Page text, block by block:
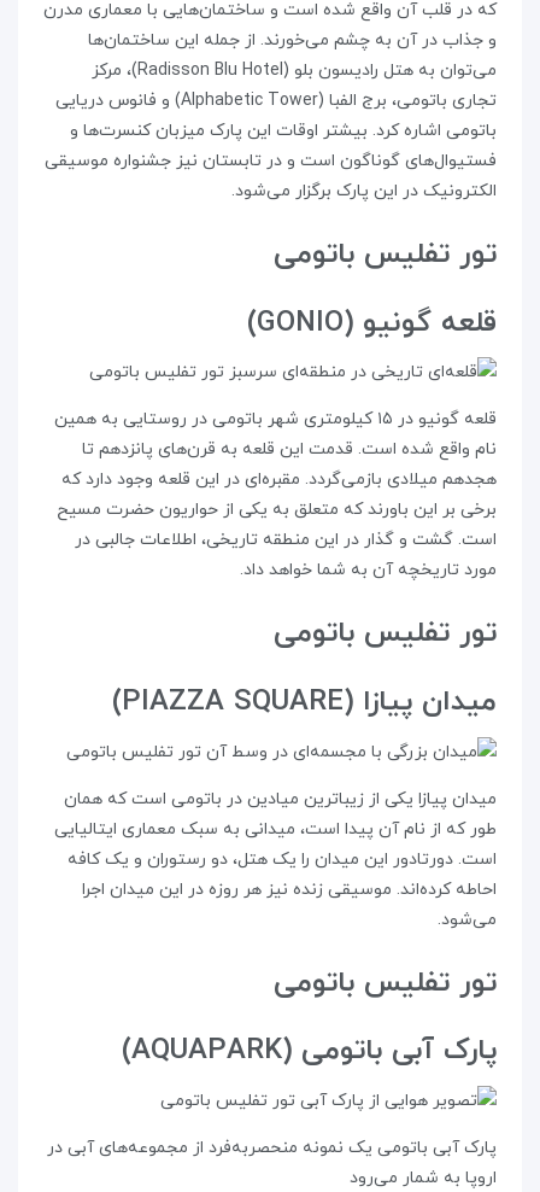
که در قلب آن واقع شده است و ساختمان‌هایی با معماری مدرن
و جذاب در آن به چشم می‌خورند. از جمله این ساختمان‌ها
می‌توان به هتل رادیسون بلو (Radisson Blu Hotel)، مرکز
تجاری باتومی، برج الفبا (Alphabetic Tower) و فانوس دریایی
باتومی اشاره کرد. بیشتر اوقات این پارک میزبان کنسرت‌ها و
فستیوال‌های گوناگون است و در تابستان نیز جشنواره موسیقی
الکترونیک در این پارک برگزار می‌شود.
تور تفلیس باتومی
قلعه گونیو (GONIO)
قلعه گونیو در ۱۵ کیلومتری شهر باتومی در روستایی به همین
نام واقع شده است. قدمت این قلعه به قرن‌های پانزدهم تا
هجدهم میلادی بازمی‌گردد. مقبره‌ای در این قلعه وجود دارد که
برخی بر این باورند که متعلق به یکی از حواریون حضرت مسیح
است. گشت و گذار در این منطقه‌ تاریخی، اطلاعات جالبی در
مورد تاریخچه‌ آن به شما خواهد داد.
تور تفلیس باتومی
میدان پیازا (PIAZZA SQUARE)
میدان پیازا یکی از زیباترین میادین در باتومی است که همان
طور که از نام آن پیدا است، میدانی به سبک معماری ایتالیایی
است. دورتادور این میدان را یک هتل، دو رستوران و یک کافه
احاطه کرده‌اند. موسیقی زنده نیز هر روزه در این میدان اجرا
می‌شود.
تور تفلیس باتومی
پارک آبی باتومی (AQUAPARK)
پارک آبی باتومی یک نمونه‌ منحصربه‌فرد از مجموعه‌های آبی در
اروپا به شمار می‌رود